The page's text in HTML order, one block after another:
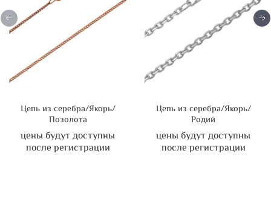
Цепь из серебра/Якорь/
Позолота
цены будут доступны
после регистрации
Цепь из серебра/Якорь/
Родий
цены будут доступны
после регистрации